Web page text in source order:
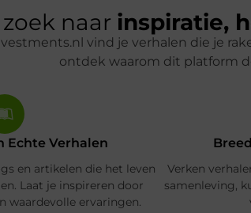
naar inspiratie,
vind je verhalen die je
ontdek waarom dit platform
Echte Verhalen
en artikelen die het leven
Laat je inspireren door
waardevolle ervaringen.
Verken
samenleving,